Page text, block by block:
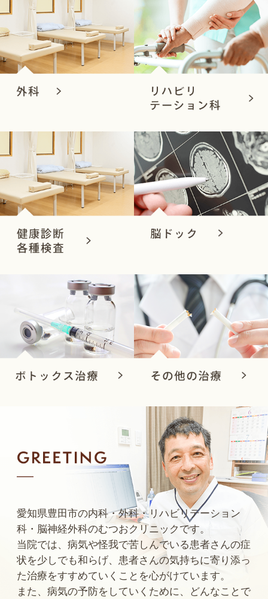
愛知県豊田市の内科・外科・リハビリテーション
科・脳神経外科のむつおクリニックです。
当院では、病気や怪我で苦しんでいる患者さんの症
状を少しでも和らげ、患者さんの気持ちに寄り添っ
た治療をすすめていくことを心がけています。
また、病気の予防をしていくために、どんなことで